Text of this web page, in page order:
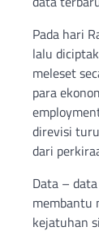
Pada hari
lalu
meleset
para
direvisi
dari
Data –
membantu
kejatuhan